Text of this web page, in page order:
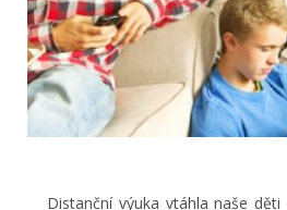
Distanční výuka vtáhla naše